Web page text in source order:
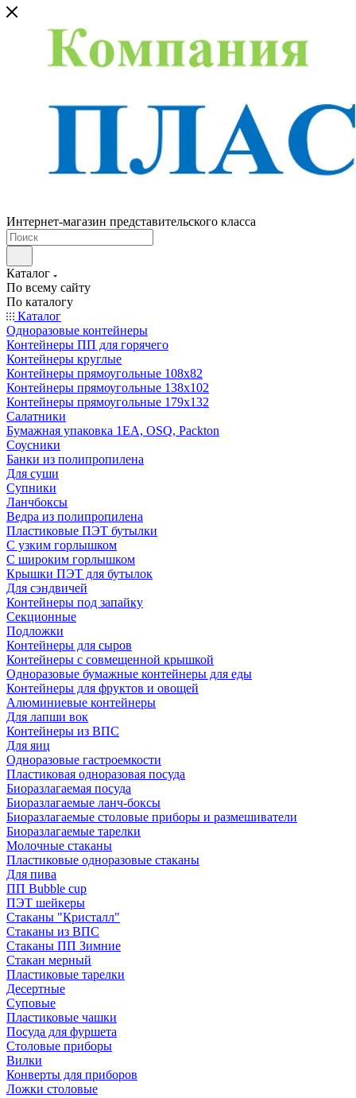
Интернет-магазин представительского класса
Каталог
По всему сайту
По каталогу
Каталог
Одноразовые контейнеры
Контейнеры ПП для горячего
Контейнеры круглые
Контейнеры прямоугольные 108х82
Контейнеры прямоугольные 138х102
Контейнеры прямоугольные 179х132
Салатники
Бумажная упаковка 1ЕА, OSQ, Packton
Соусники
Банки из полипропилена
Для суши
Супники
Ланчбоксы
Ведра из полипропилена
Пластиковые ПЭТ бутылки
С узким горлышком
С широким горлышком
Крышки ПЭТ для бутылок
Для сэндвичей
Контейнеры под запайку
Секционные
Подложки
Контейнеры для сыров
Контейнеры с совмещенной крышкой
Одноразовые бумажные контейнеры для еды
Контейнеры для фруктов и овощей
Алюминиевые контейнеры
Для лапши вок
Контейнеры из ВПС
Для яиц
Одноразовые гастроемкости
Пластиковая одноразовая посуда
Биоразлагаемая посуда
Биоразлагаемые ланч-боксы
Биоразлагаемые столовые приборы и размешиватели
Биоразлагаемые тарелки
Молочные стаканы
Пластиковые одноразовые стаканы
Для пива
ПП Bubble cup
ПЭТ шейкеры
Стаканы "Кристалл"
Стаканы из ВПС
Стаканы ПП Зимние
Стакан мерный
Пластиковые тарелки
Десертные
Суповые
Пластиковые чашки
Посуда для фуршета
Столовые приборы
Вилки
Конверты для приборов
Ложки столовые